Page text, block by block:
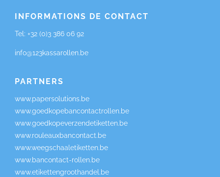
INFORMATIONS DE CONTACT
Tel: +32 (0)3 386 06 92
info@123kassarollen.be
PARTNERS
www.papersolutions.be
www.goedkopebancontactrollen.be
www.goedkopeverzendetiketten.be
www.rouleauxbancontact.be
www.weegschaaletiketten.be
www.bancontact-rollen.be
www.etikettengroothandel.be